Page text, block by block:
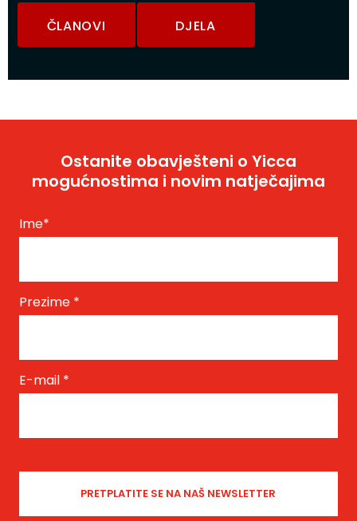
ČLANOVI DJELA
Ostanite obavješteni o Yicca
mogućnostima i novim natječajima
Ime*
Prezime *
E-mail *